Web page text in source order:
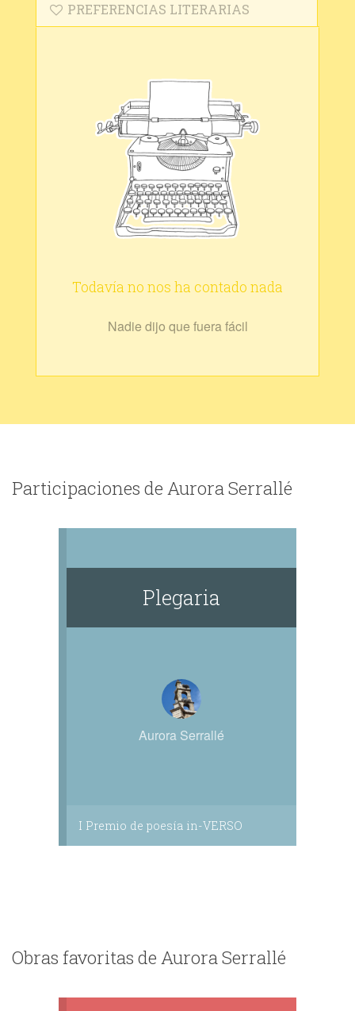
PREFERENCIAS LITERARIAS
Todavía no nos ha contado nada
Nadie dijo que fuera fácil
Participaciones de Aurora Serrallé
Plegaria
Aurora Serrallé
I Premio de poesía in-VERSO
Obras favoritas de Aurora Serrallé